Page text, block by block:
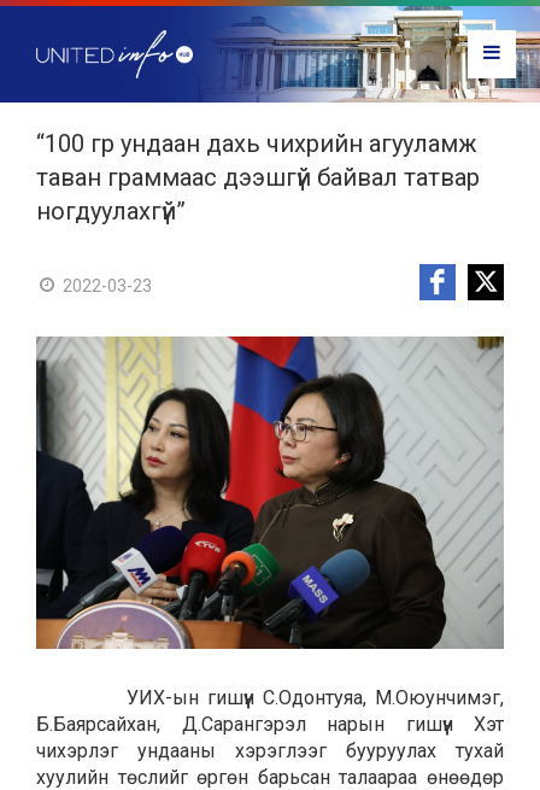
“100 гр ундаан дахь чихрийн агууламж
таван граммаас дээшгүй байвал татвар
ногдуулахгүй”
2022-03-23
УИХ-ын гишүүн С.Одонтуяа, М.Оюунчимэг,
Б.Баярсайхан, Д.Сарангэрэл нарын гишүүн Хэт
чихэрлэг ундааны хэрэглээг бууруулах тухай
хуулийн төслийг өргөн барьсан талаараа өнөөдөр